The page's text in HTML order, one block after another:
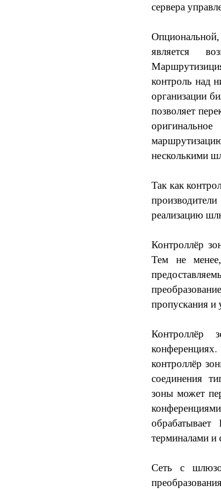
сервера
является
контроль над
организации
позволяет
несколькими
Так как к
реализацию
Контроллёр
Тем не
пропускания и
Контроллёр
контроллёр
соединения
зоны может
терминалами и
Сеть с